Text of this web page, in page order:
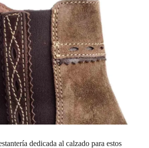
dedicada al calzado para estos